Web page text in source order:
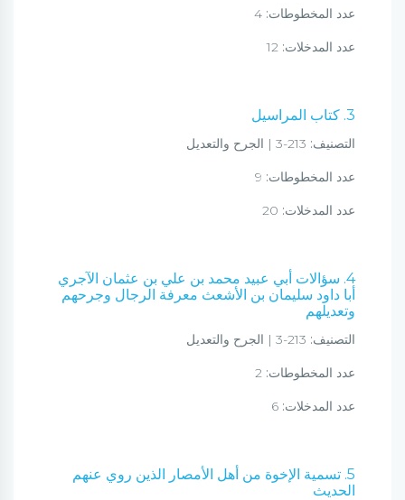
عدد المخطوطات:
عدد المدخلات:
3. كتاب المراسيل
التصنيف:
عدد المخطوطات:
عدد المدخلات:
4. سؤالات أبي عبيد محمد بن علي بن عثمان الآجري
أبا داود سليمان بن الأشعث معرفة الرجال وجرحهم
وتعديلهم
التصنيف:
عدد المخطوطات:
عدد المدخلات:
5. تسمية الإخوة من أهل الأمصار الذين روي عنهم
الحديث